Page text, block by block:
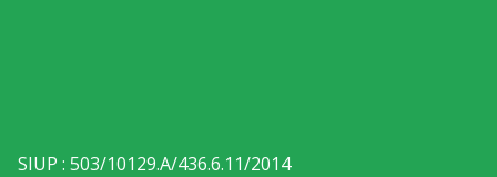
SIUP : 503/10129.A/436.6.11/2014